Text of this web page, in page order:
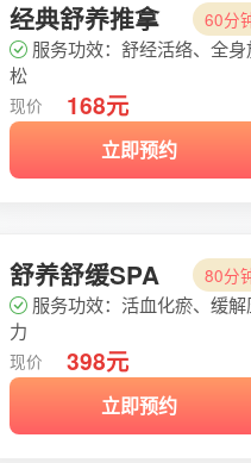
经典舒养推拿 60分
服务功效：舒经活络、全身
松
现价 168元
立即预约
舒养舒缓SPA 80分
服务功效：活血化瘀、缓解
力
现价 398元
立即预约